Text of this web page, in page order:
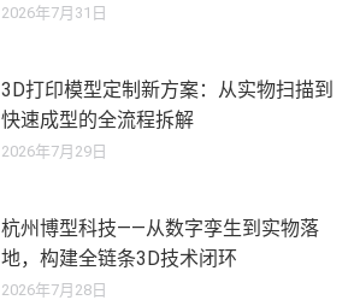
2026年7月31日
3D打印模型定制新方案：从实物扫描到
快速成型的全流程拆解
2026年7月29日
杭州博型科技——从数字孪生到实物落
地，构建全链条3D技术闭环
2026年7月28日